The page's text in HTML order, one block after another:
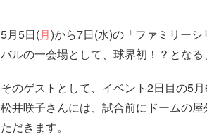
5月5日(月)から7日(水)の「ファミリー
バルの一会場として、球界初！？とな
そのゲストとして、イベント2日目の5
松井咲子さんには、試合前にドームの
ただきます。